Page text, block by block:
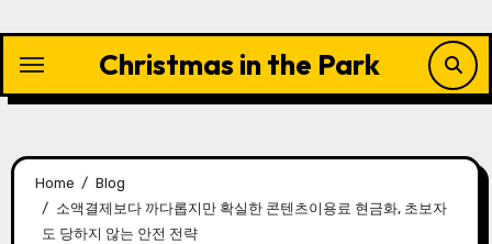
content
Christmas in the Park
Home
Blog
소액결제보다 까다롭지만 확실한 콘텐츠이용료 현금화, 초보자
도 당하지 않는 안전 전략